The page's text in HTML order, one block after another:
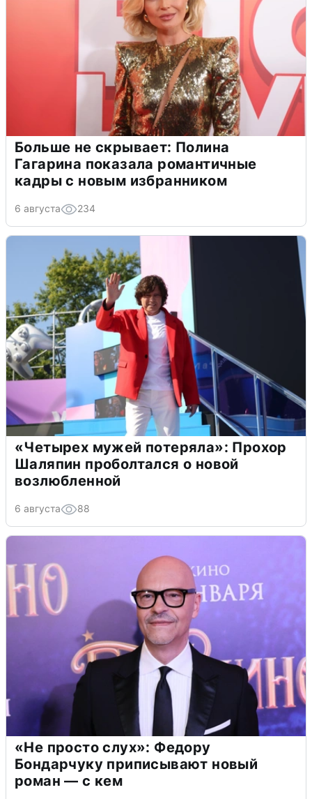
Больше не скрывает: Полина
Гагарина показала романтичные
кадры с новым избранником
6 августа 234
«Четырех мужей потеряла»: Прохор
Шаляпин проболтался о новой
возлюбленной
6 августа 88
«Не просто слух»: Федору
Бондарчуку приписывают новый
роман — с кем